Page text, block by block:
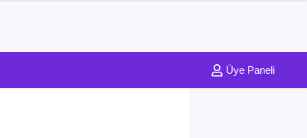
Üye Paneli